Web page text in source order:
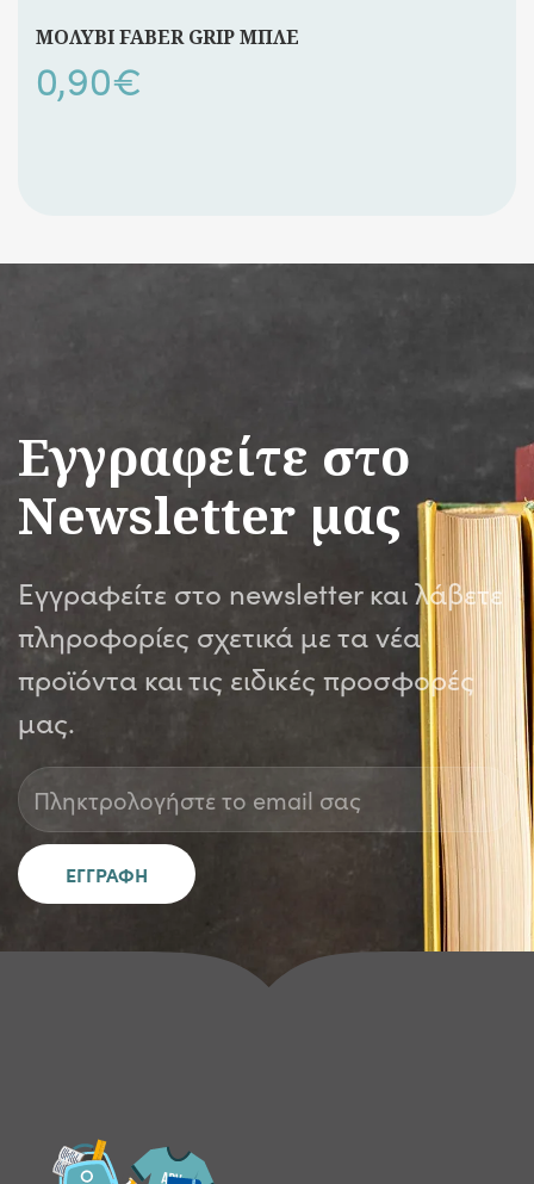
ΜΟΛΥΒΙ FABER GRIP ΜΠΛΕ
0,90€
Εγγραφείτε στο
Newsletter μας
Εγγραφείτε στο newsletter και λάβετε
πληροφορίες σχετικά με τα νέα
προϊόντα και τις ειδικές προσφορές
μας.